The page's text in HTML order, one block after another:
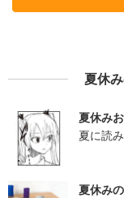
夏休
夏休み
夏に読
夏休み